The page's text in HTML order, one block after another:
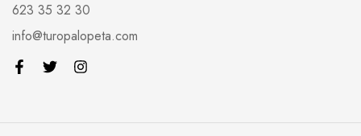
623 35 32 30
info@turopalopeta.com